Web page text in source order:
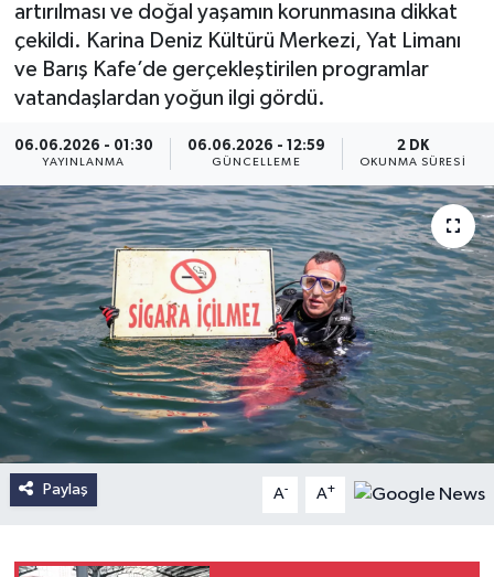
artırılması ve doğal yaşamın korunmasına dikkat
çekildi. Karina Deniz Kültürü Merkezi, Yat Limanı
ve Barış Kafe’de gerçekleştirilen programlar
vatandaşlardan yoğun ilgi gördü.
06.06.2026 - 01:30
YAYINLANMA
06.06.2026 - 12:59
GÜNCELLEME
2 DK
OKUNMA SÜRESI
Paylaş A- A+